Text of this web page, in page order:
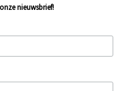
nieuwsbrief!